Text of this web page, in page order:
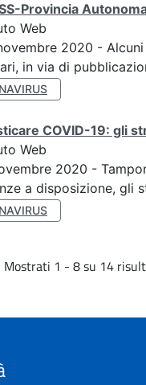
Provincia
Web
2020 -
in via di
COVID-19: gli
Web
2020 -
a disposizione, gli
Mostrati 1 - 8 su 14